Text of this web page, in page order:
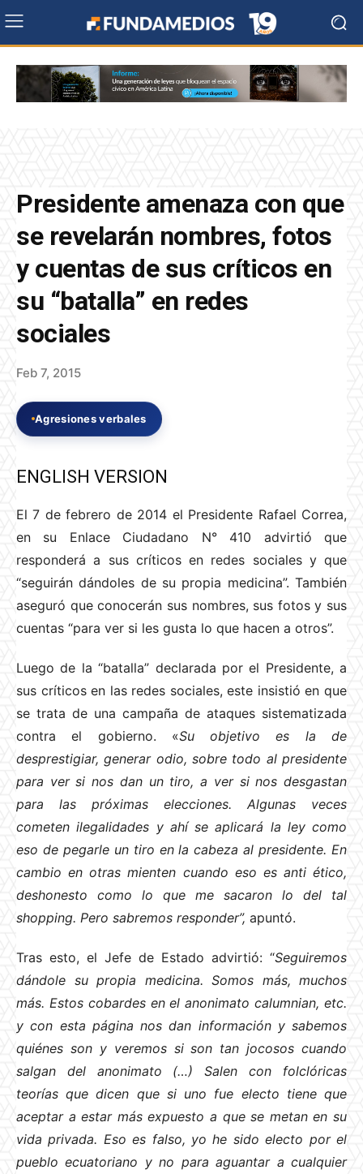
Presidente amenaza con que
se revelarán nombres, fotos
y cuentas de sus críticos en
su “batalla” en redes
sociales
Feb 7, 2015
Agresiones verbales
ENGLISH VERSION
El 7 de febrero de 2014 el Presidente Rafael Correa,
en su Enlace Ciudadano N° 410 advirtió que
responderá a sus críticos en redes sociales y que
“seguirán dándoles de su propia medicina”. También
aseguró que conocerán sus nombres, sus fotos y sus
cuentas “para ver si les gusta lo que hacen a otros”.
Luego de la “batalla” declarada por el Presidente, a
sus críticos en las redes sociales, este insistió en que
se trata de una campaña de ataques sistematizada
contra el gobierno. «Su objetivo es la de
desprestigiar, generar odio, sobre todo al presidente
para ver si nos dan un tiro, a ver si nos desgastan
para las próximas elecciones. Algunas veces
cometen ilegalidades y ahí se aplicará la ley como
eso de pegarle un tiro en la cabeza al presidente. En
cambio en otras mienten cuando eso es anti ético,
deshonesto como lo que me sacaron lo del tal
shopping. Pero sabremos responder”, apuntó.
Tras esto, el Jefe de Estado advirtió: “Seguiremos
dándole su propia medicina. Somos más, muchos
más. Estos cobardes en el anonimato calumnian, etc.
y con esta página nos dan información y sabemos
quiénes son y veremos si son tan jocosos cuando
salgan del anonimato (…) Salen con folclóricas
teorías que dicen que si uno fue electo tiene que
aceptar a estar más expuesto a que se metan en su
vida privada. Eso es falso, yo he sido electo por el
pueblo ecuatoriano y no para aguantar a cualquier